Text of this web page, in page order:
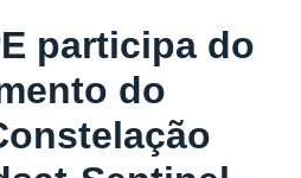
participa do
do